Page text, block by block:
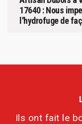
17640 : Nous
l'hydrofuge de
Ils ont fait le